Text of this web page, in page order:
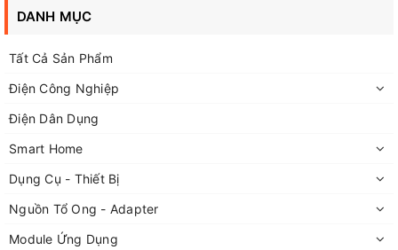
DANH MỤC
Tất Cả Sản Phẩm
Điện Công Nghiệp
Điện Dân Dụng
Smart Home
Dụng Cụ - Thiết Bị
Nguồn Tổ Ong - Adapter
Module Ứng Dụng